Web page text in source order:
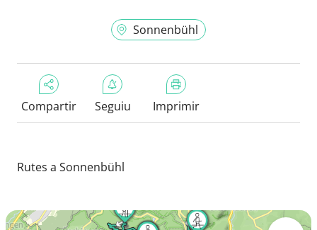
Sonnenbühl
Compartir Seguiu Imprimir
Rutes a Sonnenbühl